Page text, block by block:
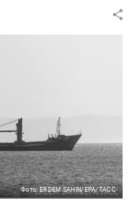
Фото: ERDEM SAHIN/EPA/ТАСС